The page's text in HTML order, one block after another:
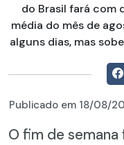
do Brasil fará com
média do mês de
alguns dias, mas
Publicado em 18/08/
O fim de